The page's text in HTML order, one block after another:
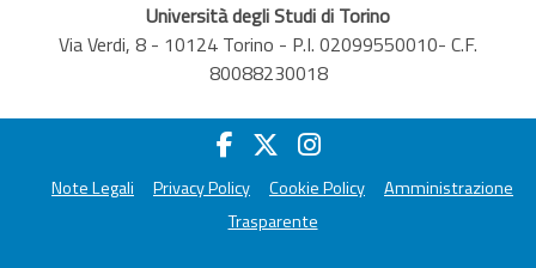
Università degli Studi di Torino
Via Verdi, 8 - 10124 Torino - P.I. 02099550010- C.F.
80088230018
Note Legali Privacy Policy Cookie Policy
Amministrazione
Trasparente